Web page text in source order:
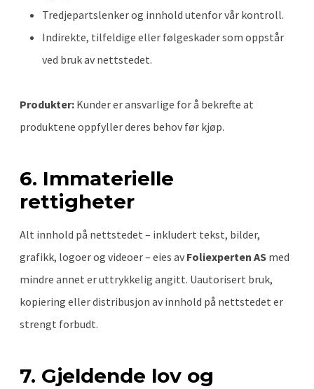
Tredjepartslenker og innhold utenfor vår kontroll.
Indirekte, tilfeldige eller følgeskader som oppstår
ved bruk av nettstedet.
Produkter: Kunder er ansvarlige for å bekrefte at
produktene oppfyller deres behov før kjøp.
6. Immaterielle
rettigheter
Alt innhold på nettstedet – inkludert tekst, bilder,
grafikk, logoer og videoer – eies av Foliexperten AS med
mindre annet er uttrykkelig angitt. Uautorisert bruk,
kopiering eller distribusjon av innhold på nettstedet er
strengt forbudt.
7. Gjeldende lov og